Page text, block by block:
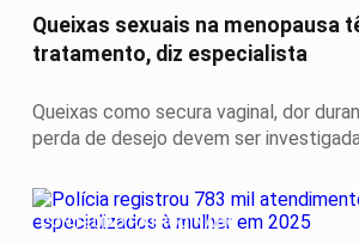
Queixas sexuais na menopausa
tratamento, diz especialista
Queixas como secura vaginal, dor
perda de desejo devem ser
CONTEÚDO PATROCINADO